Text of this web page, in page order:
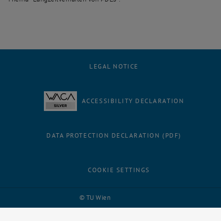
© TU Wien
LEGAL NOTICE
ACCESSIBILITY DECLARATION
DATA PROTECTION DECLARATION (PDF)
COOKIE SETTINGS